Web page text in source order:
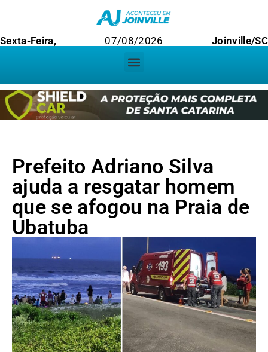
Sexta-Feira, 07/08/2026 Joinville/SC
Prefeito Adriano Silva
ajuda a resgatar homem
que se afogou na Praia de
Ubatuba